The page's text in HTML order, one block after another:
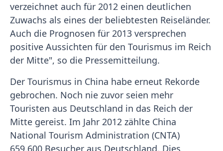
verzeichnet auch für 2012 einen deutlichen
Zuwachs als eines der beliebtesten Reiseländer.
Auch die Prognosen für 2013 versprechen
positive Aussichten für den Tourismus im Reich
der Mitte", so die Pressemitteilung.
Der Tourismus in China habe erneut Rekorde
gebrochen. Noch nie zuvor seien mehr
Touristen aus Deutschland in das Reich der
Mitte gereist. Im Jahr 2012 zählte China
National Tourism Administration (CNTA)
659.600 Besucher aus Deutschland. Dies